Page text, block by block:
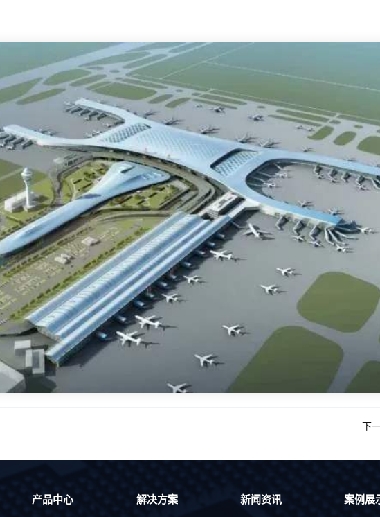
下
产品中心 解决方案 新闻资讯 案例展